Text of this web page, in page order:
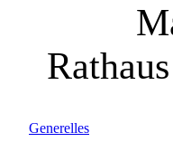
Rathaus
Generelles